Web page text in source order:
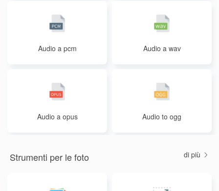
Audio a pcm Audio a wav
Audio a opus Audio to ogg
Strumenti per le foto di più